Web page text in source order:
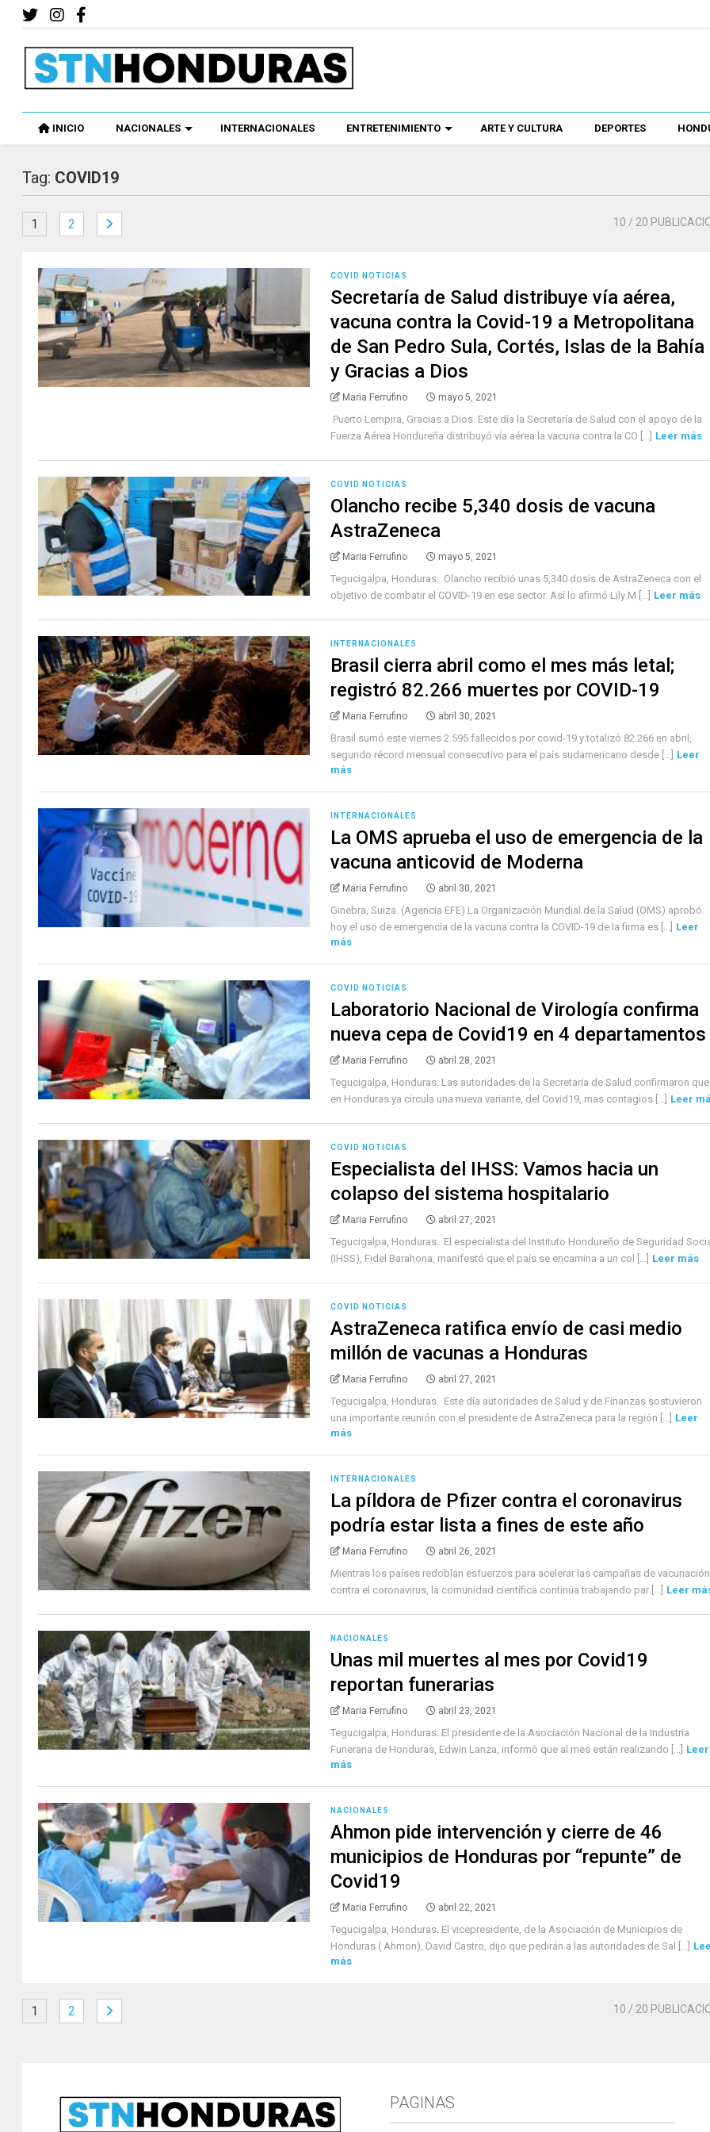
INICIO NACIONALES INTERNACIONALES ENTRETENIMIENTO ARTE Y CULTURA DEPORTES
Tag: COVID19
1 2 10 / 20
COVID NOTICIAS
Secretaría de Salud distribuye vía aérea,
vacuna contra la Covid-19 a Metropolitana
de San Pedro Sula, Cortés, Islas de la Bahía
y Gracias a Dios
Maria Ferrufino mayo 5, 2021
Puerto Lempira, Gracias a Dios. Este día la Secretaría de Salud con el apoyo de la
Fuerza Aérea Hondureña distribuyó vía aérea la vacuna contra la CO [...] Leer más
COVID NOTICIAS
Olancho recibe 5,340 dosis de vacuna
AstraZeneca
Maria Ferrufino mayo 5, 2021
Tegucigalpa, Honduras. Olancho recibió unas 5,340 dosis de AstraZeneca con el
objetivo de combatir el COVID-19 en ese sector. Así lo afirmó Lily M [...] Leer más
INTERNACIONALES
Brasil cierra abril como el mes más letal;
registró 82.266 muertes por COVID-19
Maria Ferrufino abril 30, 2021
Brasil sumó este viernes 2.595 fallecidos por covid-19 y totalizó 82.266 en abril,
segundo récord mensual consecutivo para el país sudamericano desde [...] Leer
más
INTERNACIONALES
La OMS aprueba el uso de emergencia de la
vacuna anticovid de Moderna
Maria Ferrufino abril 30, 2021
Ginebra, Suiza. (Agencia EFE) La Organización Mundial de la Salud (OMS) aprobó
hoy el uso de emergencia de la vacuna contra la COVID-19 de la firma es [...] Leer
más
COVID NOTICIAS
Laboratorio Nacional de Virología confirma
nueva cepa de Covid19 en 4 departamentos
Maria Ferrufino abril 28, 2021
Tegucigalpa, Honduras. Las autoridades de la Secretaría de Salud confirmaron que
en Honduras ya circula una nueva variante, del Covid19, mas contagios [...] Leer
COVID NOTICIAS
Especialista del IHSS: Vamos hacia un
colapso del sistema hospitalario
Maria Ferrufino abril 27, 2021
Tegucigalpa, Honduras. El especialista del Instituto Hondureño de Seguridad
(IHSS), Fidel Barahona, manifestó que el país se encamina a un col [...] Leer más
COVID NOTICIAS
AstraZeneca ratifica envío de casi medio
millón de vacunas a Honduras
Maria Ferrufino abril 27, 2021
Tegucigalpa, Honduras. Este día autoridades de Salud y de Finanzas sostuvieron
una importante reunión con el presidente de AstraZeneca para la región [...] Leer
más
INTERNACIONALES
La píldora de Pfizer contra el coronavirus
podría estar lista a fines de este año
Maria Ferrufino abril 26, 2021
Mientras los países redoblan esfuerzos para acelerar las campañas de vacunación
contra el coronavirus, la comunidad científica continúa trabajando par [...] Leer
NACIONALES
Unas mil muertes al mes por Covid19
reportan funerarias
Maria Ferrufino abril 23, 2021
Tegucigalpa, Honduras. El presidente de la Asociación Nacional de la Industria
Funeraria de Honduras, Edwin Lanza, informó que al mes están realizando [...] Leer
más
NACIONALES
Ahmon pide intervención y cierre de 46
municipios de Honduras por “repunte” de
Covid19
Maria Ferrufino abril 22, 2021
Tegucigalpa, Honduras. El vicepresidente, de la Asociación de Municipios de
Honduras ( Ahmon), David Castro, dijo que pedirán a las autoridades de Sal [...]
más
1 2 10 / 20
PAGINAS